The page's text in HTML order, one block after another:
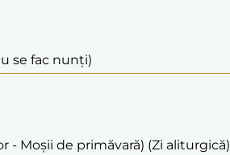
se fac nunți)
- Moșii de primăvară) (Zi aliturgică)